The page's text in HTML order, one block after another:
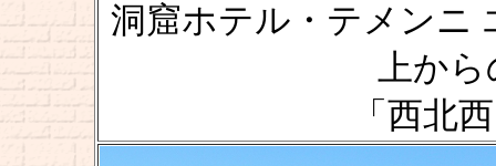
洞窟ホテル・テメンニ
上から
「西北